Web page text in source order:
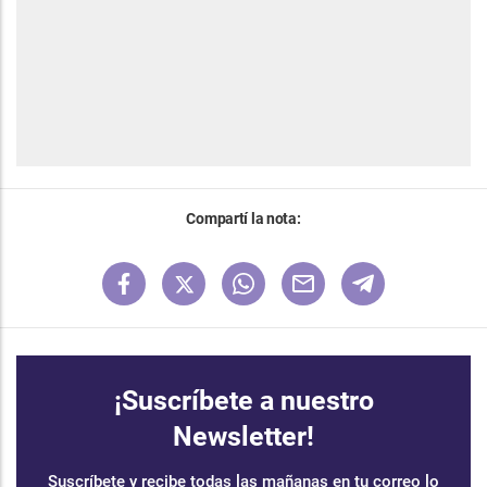
Compartí la nota:
¡Suscríbete a nuestro
Newsletter!
Suscríbete y recibe todas las mañanas en tu correo lo